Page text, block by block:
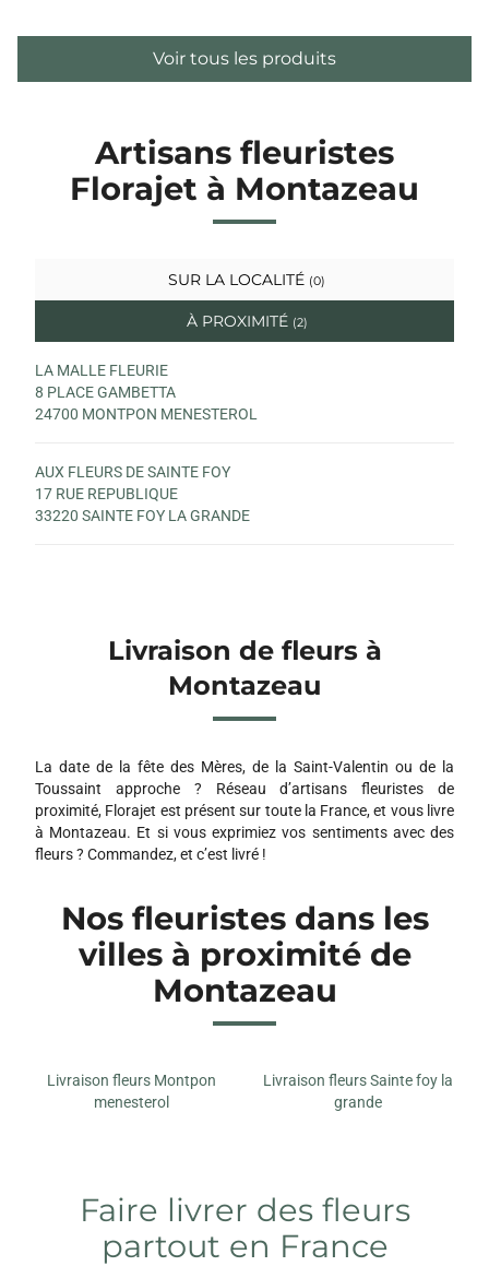
Voir tous les produits
Artisans fleuristes
Florajet à Montazeau
SUR LA LOCALITÉ (0)
À PROXIMITÉ (2)
LA MALLE FLEURIE
8 PLACE GAMBETTA
24700 MONTPON MENESTEROL
AUX FLEURS DE SAINTE FOY
17 RUE REPUBLIQUE
33220 SAINTE FOY LA GRANDE
Livraison de fleurs à
Montazeau
La date de la fête des Mères, de la Saint-Valentin ou de la
Toussaint approche ? Réseau d’artisans fleuristes de
proximité, Florajet est présent sur toute la France, et vous livre
à Montazeau. Et si vous exprimiez vos sentiments avec des
fleurs ? Commandez, et c’est livré !
Nos fleuristes dans les
villes à proximité de
Montazeau
Livraison fleurs Montpon
menesterol
Livraison fleurs Sainte foy la
grande
Faire livrer des fleurs
partout en France